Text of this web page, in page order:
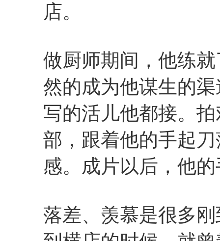
店。
做厨师期间，他练
然的成为他谋生的
写的活儿他都接。
部，跟着他的手起
感。成片以后，他
落差、羡慕是很多